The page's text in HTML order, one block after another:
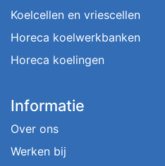
Koelcellen en vriescellen
Horeca koelwerkbanken
Horeca koelingen
Informatie
Over ons
Werken bij